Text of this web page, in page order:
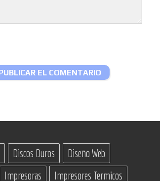
Discos Duros
Diseño Web
Impresoras Impresores Termicos